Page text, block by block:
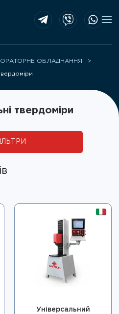
ОБЛАДНАННЯ
твердоміри
Універсальний